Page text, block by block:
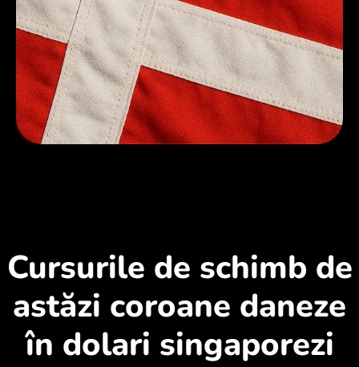
Cursurile de schimb de
astăzi coroane daneze
în dolari singaporezi